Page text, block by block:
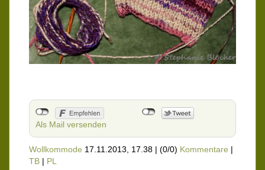
Als Mail versenden
Wollkommode 17.11.2013, 17.38 | (0/0) Kommentare |
TB | PL